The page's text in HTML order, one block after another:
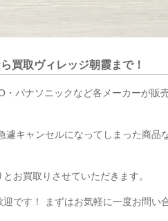
買取ヴィレッジ朝霞まで！
パナソニックなど各メーカーが販
キャンセルになってしまった商品
お買取りさせていただきます。
です！ まずはお気軽に一度お問い